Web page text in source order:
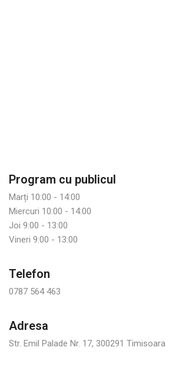
Program cu publicul
Marți 10:00 - 14:00
Miercuri 10:00 - 14:00
Joi 9:00 - 13:00
Vineri 9:00 - 13:00
Telefon
0787 564 463
Adresa
Str. Emil Palade Nr. 17, 300291 Timisoara